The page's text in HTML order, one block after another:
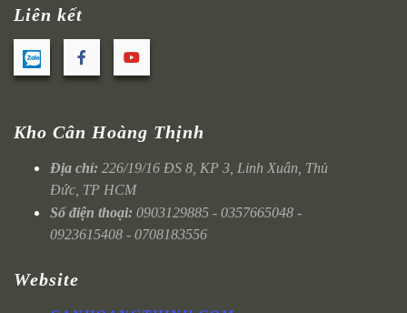
Liên kết
Kho Cân Hoàng Thịnh
Địa chỉ: 226/19/16 ĐS 8, KP 3, Linh Xuân, Thủ
Đức, TP HCM
Số điện thoại: 0903129885 - 0357665048 -
0923615408 - 0708183556
Website